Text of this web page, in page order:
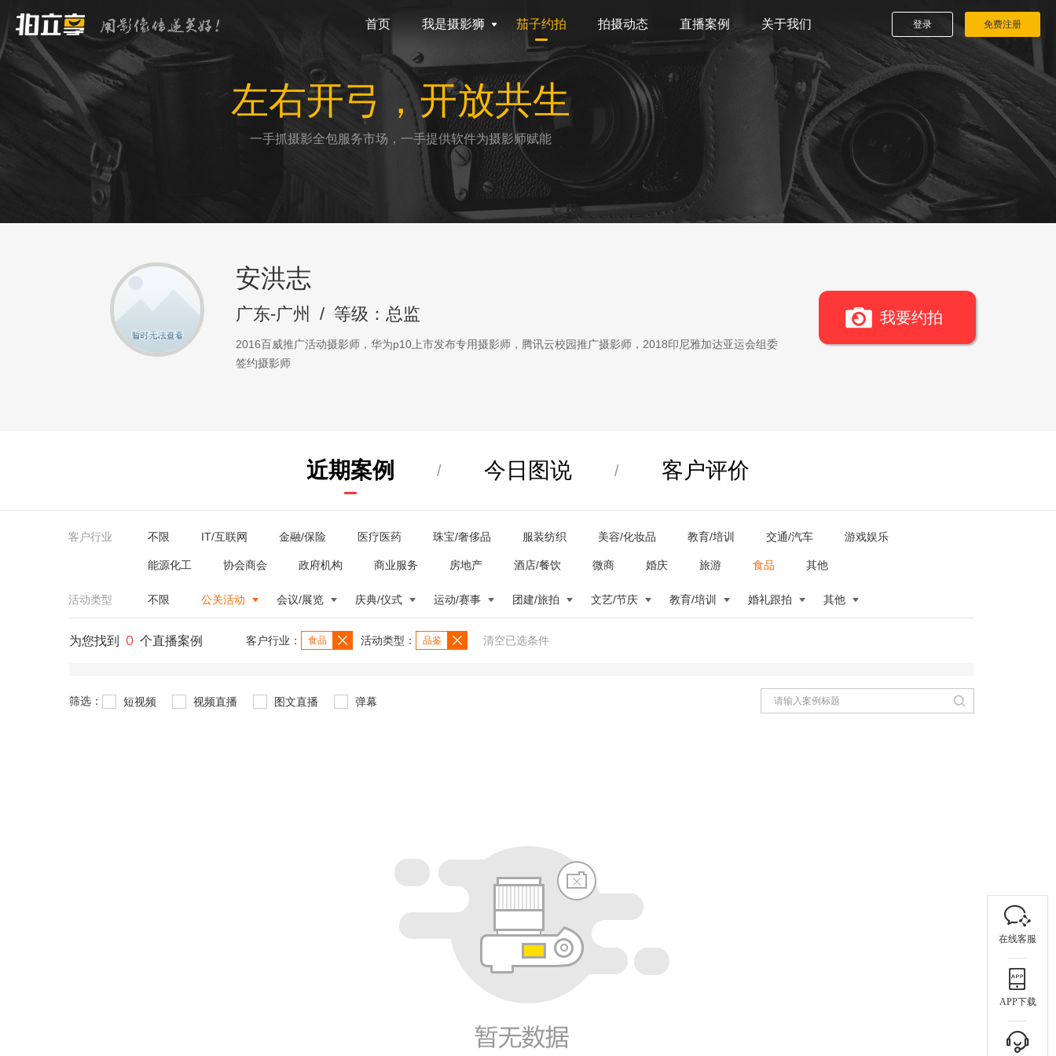
首页 我是摄影狮 茄子约拍 拍摄动态 直播案例 关于我们 登录 免费注册
左右开弓，开放共生
一手抓摄影全包服务市场，一手提供软件为摄影师赋能
安洪志
广东-广州 / 等级：总监
2016百威推广活动摄影师，华为p10上市发布专用摄影师，腾讯云校园推广摄影师，2018印尼雅加达亚运会组委
签约摄影师
我要约拍
近期案例 / 今日图说 / 客户评价
客户行业 不限 IT/互联网 金融/保险 医疗医药 珠宝/奢侈品 服装纺织 美容/化妆品 教育/培训 交通/汽车 游戏娱乐
能源化工 协会商会 政府机构 商业服务 房地产 酒店/餐饮 微商 婚庆 旅游 食品 其他
活动类型 不限 公关活动 会议/展览 庆典/仪式 运动/赛事 团建/旅拍 文艺/节庆 教育/培训 婚礼跟拍 其他
为您找到 0 个直播案例 客户行业： 食品 活动类型： 品鉴 清空已选条件
筛选： 短视频 视频直播 图文直播 弹幕
在线客服
APP下载